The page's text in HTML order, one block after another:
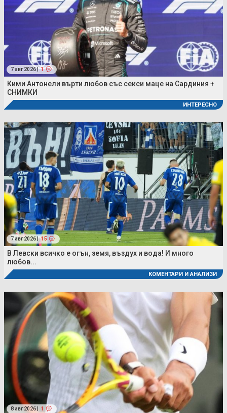
7 авг 2026 | 1
Кими Антонели върти любов със секси маце на Сардиния +
СНИМКИ
ИНТЕРЕСНО
7 авг 2026 | 15
В Левски всичко е огън, земя, въздух и вода! И много
любов...
КОМЕНТАРИ И АНАЛИЗИ
8 авг 2026 | 1